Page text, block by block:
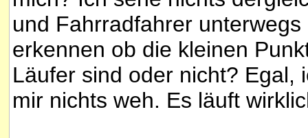
und Fahrradfahrer
erkennen ob die kleinen
Läufer sind oder nicht? Egal,
mir nichts weh. Es läuft